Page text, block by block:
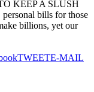
KEEP A SLUSH
bills for those
billions, yet our
TWEETE-MAIL